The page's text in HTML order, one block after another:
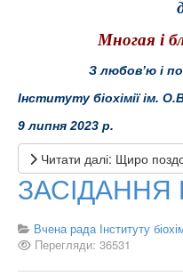
Многая і
З любов’ю і
Інституту біохімії ім.
9 липня 2023 р.
Читати далі: Щиро
ЗАСІДАННЯ
Вчена рада Інституту
Перегляди: 36531